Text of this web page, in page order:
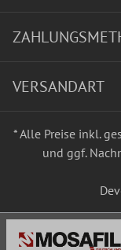
VERSANDART
* Alle Preise inkl.
und ggf.